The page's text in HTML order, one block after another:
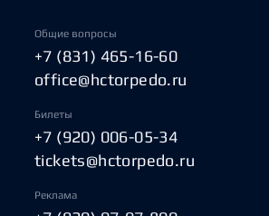
Общие вопросы
+7 (831) 465-16-60
office@hctorpedo.ru
Билеты
+7 (920) 006-05-34
tickets@hctorpedo.ru
Реклама